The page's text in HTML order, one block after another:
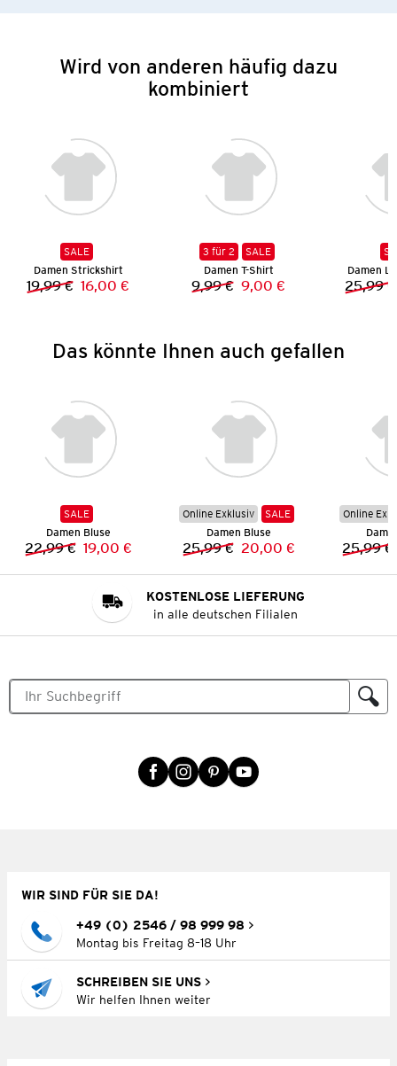
Wird von anderen häufig dazu
kombiniert
SALE
Damen Strickshirt
Vorheriger Preis:
19,99 € Neuer Preis:
16,00 €
3 für 2
SALE
Damen T-Shirt
Vorheriger Preis:
9,99 € Neuer Preis:
9,00 €
Damen
25,99 €
Das könnte Ihnen auch gefallen
SALE
Damen Bluse
Vorheriger Preis:
22,99 € Neuer Preis:
19,00 €
Online Exklusiv
SALE
Damen Bluse
Vorheriger Preis:
25,99 € Neuer Preis:
20,00 €
Online
25,99 €
KOSTENLOSE LIEFERUNG
in alle deutschen Filialen
WIR SIND FÜR SIE DA!
+49 (0) 2546 / 98 999 98
Montag bis Freitag 8–18 Uhr
SCHREIBEN SIE UNS
Wir helfen Ihnen weiter